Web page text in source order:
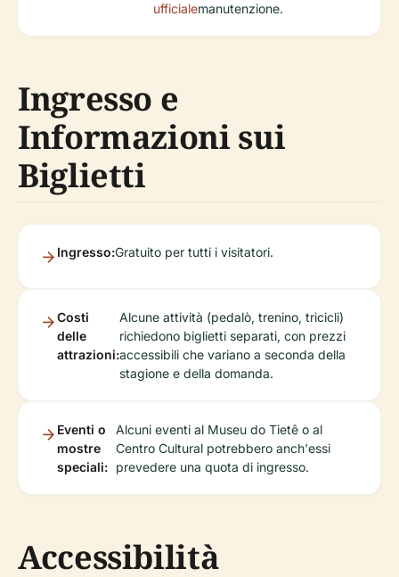
ufficialemanutenzione.
Ingresso e
Informazioni sui
Biglietti
Ingresso:Gratuito per tutti i visitatori.
Costi
delle
attrazioni:
Alcune attività (pedalò, trenino, tricicli)
richiedono biglietti separati, con prezzi
accessibili che variano a seconda della
stagione e della domanda.
Eventi o
mostre
speciali:
Alcuni eventi al Museu do Tietê o al
Centro Cultural potrebbero anch'essi
prevedere una quota di ingresso.
Accessibilità